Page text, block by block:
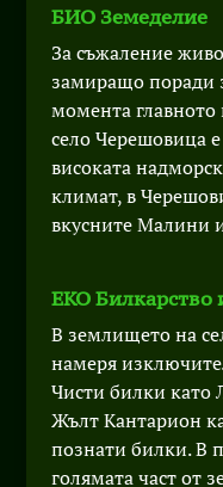
БИО Земеделие
За съжаление
замиращо поради
момента
село Черешовица
високата
климат, в
вкусните Малини
ЕКО Билкарство
В землището на
намеря
Чисти билки
Жълт Кантарион
познати билки. В
голямата част от